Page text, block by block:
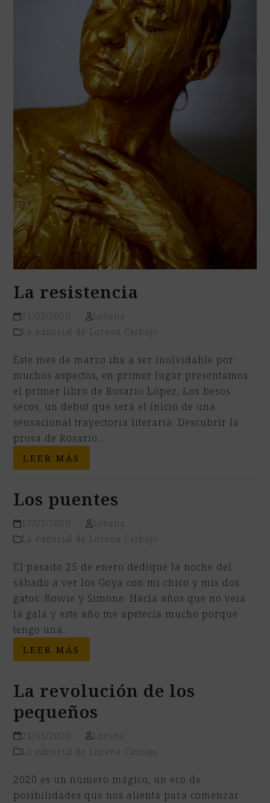
La resistencia
31/03/2020
Lorena
La editorial de Lorena Carbajo
Este mes de marzo iba a ser inolvidable por
muchos aspectos, en primer lugar presentamos
el primer libro de Rosario López, Los besos
secos, un debut que será el inicio de una
sensacional trayectoria literaria. Descubrir la
prosa de Rosario…
LEER MÁS
Los puentes
17/02/2020
Lorena
La editorial de Lorena Carbajo
El pasado 25 de enero dediqué la noche del
sábado a ver los Goya con mi chico y mis dos
gatos: Bowie y Simone. Hacía años que no veía
la gala y este año me apetecía mucho porque
tengo una…
LEER MÁS
La revolución de los
pequeños
21/01/2020
Lorena
La editorial de Lorena Carbajo
2020 es un número mágico, un eco de
posibilidades que nos alienta para comenzar